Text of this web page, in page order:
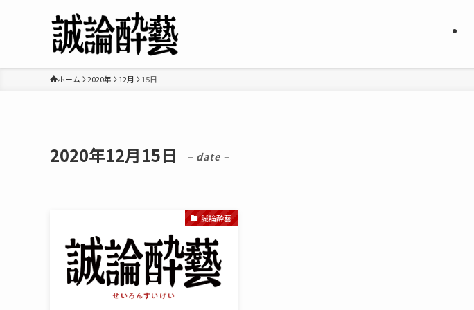
ホーム 2020年 12月 15日
2020年12月15日 – date –
誠論酔藝